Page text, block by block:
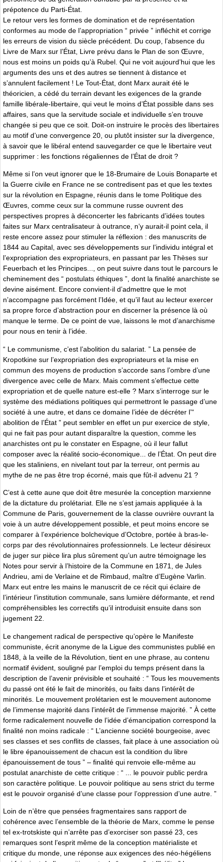
prépotence du Parti-État.
Le retour vers les formes de domination et de représentation
conformes au mode de l’appropriation “ privée ” infléchit et corrige
les erreurs de vision du siècle précédent. Du coup, l’absence du
Livre de Marx sur l’État, Livre prévu dans le Plan de son Œuvre,
nous est moins un poids qu’à Rubel. Qui ne voit aujourd’hui que les
arguments des uns et des autres se tiennent à distance et
s’annulent facilement ! Le Tout-État, dont Marx aurait été le
théoricien, a cédé du terrain devant les exigences de la grande
famille libérale-libertaire, qui veut le moins d’État possible dans ses
affaires, sans que la servitude sociale et individuelle s’en trouve
changée si peu que ce soit. Doit-on instruire le procès des libertaires
au motif d’une convergence 20, ou plutôt insister sur la divergence,
à savoir que le libéral entend sauvegarder ce que le libertaire veut
supprimer : les fonctions régaliennes de l’État de droit ?
Même si l’on veut ignorer que le 18-Brumaire de Louis Bonaparte et
la Guerre civile en France ne se contredisent pas et que les textes
sur la révolution en Espagne, réunis dans le tome Politique des
Œuvres, comme ceux sur la commune russe ouvrent des
perspectives propres à déconcerter les fabricants d’idées toutes
faites sur Marx centralisateur à outrance, n’y aurait-il point cela, il
reste encore assez pour stimuler la réflexion : des manuscrits de
1844 au Capital, avec ses développements sur l’individu intégral et
l’expropriation des expropriateurs, en passant par les Thèses sur
Feuerbach et les Principes..., on peut suivre dans tout le parcours le
cheminement des “ postulats éthiques ”, dont la finalité anarchiste se
devine aisément. Encore convient-il d’admettre que le mot
n’accompagne pas forcément l’Idée, et qu’il faut au lecteur exercer
sa propre force d’abstraction pour en discerner la présence là où
manque le terme. De ce point de vue, laissons le mot d’anarchisme
pour nous en tenir à l’idée.
“ Le communisme, c’est l’abolition du salariat. ” La pensée de
Kropotkine sur l’expropriation des expropriateurs et la mise en
commun des moyens de production s’accorde sans l’ombre d’une
divergence avec celle de Marx. Mais comment s’effectue cette
expropriation et de quelle nature est-elle ? Marx s’interroge sur le
système des médiations politiques qui permettront le passage d’une
société à une autre, et dans ce domaine l’idée de décréter l’“
abolition de l’État ” peut sembler en effet un pur exercice de style,
qui ne fait pas pour autant disparaître la question, comme les
anarchistes ont pu le constater en Espagne, où il leur fallut
composer avec la réalité socio-économique... de l’État. On peut dire
que les staliniens, en nivelant tout par la terreur, ont permis au
mythe de ne pas être trop écorné, mais que fût-il advenu 21 ?
C’est à cette aune que doit être mesurée la conception marxienne
de la dictature du prolétariat. Elle ne s’est jamais appliquée à la
Commune de Paris, gouvernement de la classe ouvrière ouvrant la
voie à un autre développement possible, et peut moins encore se
comparer à l’expérience bolchevique d’Octobre, portée à bras-le-
corps par des révolutionnaires professionnels. Le lecteur désireux
de juger sur pièce lira plus sûrement qu’un autre témoignage les
Notes pour servir à l’histoire de la Commune en 1871, de Jules
Andrieu, ami de Verlaine et de Rimbaud, maître d’Eugène Varlin.
Marx eut entre les mains le manuscrit de ce récit qui éclaire de
l’intérieur l’institution communale, sans lumière déformante, et rend
compréhensibles les correctifs qu’il introduisit ensuite dans son
jugement 22.
Le changement radical de perspective qu’opère le Manifeste
communiste, écrit anonyme de la Ligue des communistes publié en
1848, à la veille de la Révolution, tient en une phrase, au contenu
normatif évident, souligné par l’emploi du temps présent dans la
description de l’avenir prévisible et souhaité : “ Tous les mouvements
du passé ont été le fait de minorités, ou faits dans l’intérêt de
minorités. Le mouvement prolétarien est le mouvement autonome
de l’immense majorité dans l’intérêt de l’immense majorité. ” À cette
forme radicalement nouvelle de l’idée d’émancipation correspond la
finalité non moins radicale : “ L’ancienne société bourgeoise, avec
ses classes et ses conflits de classes, fait place à une association où
le libre épanouissement de chacun est la condition du libre
épanouissement de tous ” – finalité qui renvoie elle-même au
postulat anarchiste de cette critique : “ ... le pouvoir public perdra
son caractère politique. Le pouvoir politique au sens strict du terme
est le pouvoir organisé d’une classe pour l’oppression d’une autre. ”
Loin de n’être que pensées fragmentaires sans rapport de
cohérence avec l’ensemble de la théorie de Marx, comme le pense
tel ex-trotskiste qui n’arrête pas d’exorciser son passé 23, ces
remarques sont l’esprit même de la conception matérialiste et
critique du monde, une réponse aux exigences des néo-hégéliens